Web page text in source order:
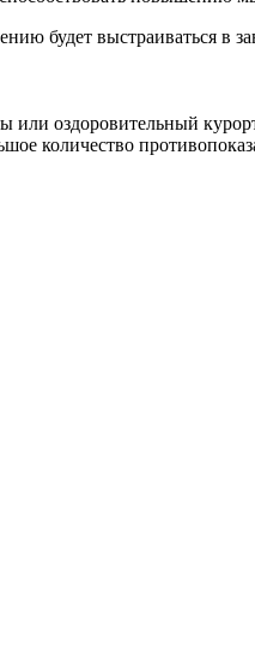
будет выстраиваться в
оздоровительный
количество